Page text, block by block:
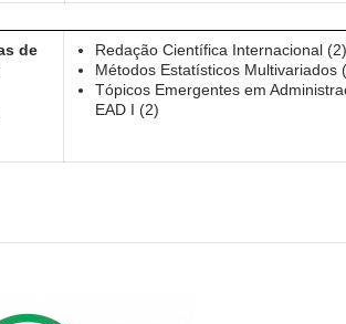
de
Redação Científica Internacional (2)
Métodos Estatísticos Multivariados
Tópicos Emergentes em
EAD I (2)